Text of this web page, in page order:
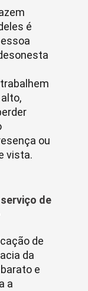
é
ou
vista.
de
de
da
e
a